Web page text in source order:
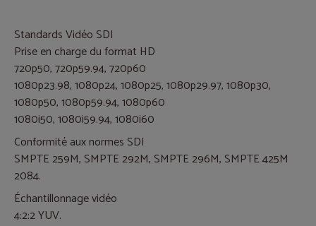
Standards Vidéo SDI
Prise en charge du format HD
720p50, 720p59.94, 720p60
1080p23.98, 1080p24, 1080p25, 1080p29.97, 1080p30,
1080p50, 1080p59.94, 1080p60
1080i50, 1080i59.94, 1080i60
Conformité aux normes SDI
SMPTE 259M, SMPTE 292M, SMPTE 296M, SMPTE 425M
2084.
Échantillonnage vidéo
4:2:2 YUV.